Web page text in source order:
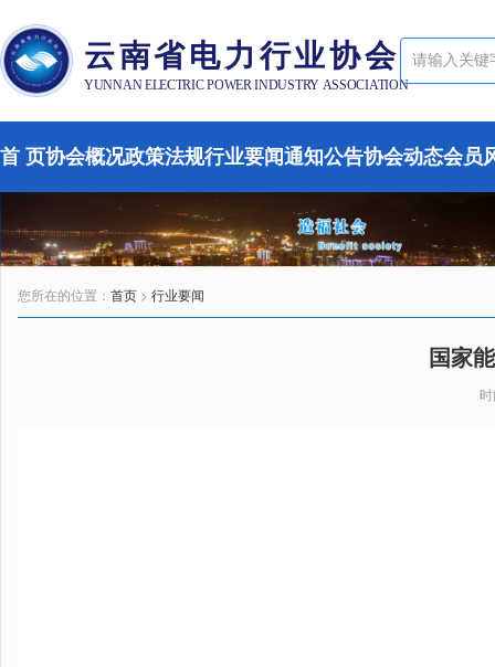
云南省电力行业协会
YUNNAN ELECTRIC POWER INDUSTRY ASSOCIATION
首 页协会概况政策法规行业要闻通知公告协会动态会员
您所在的位置： 首页 > 行业要闻
国家